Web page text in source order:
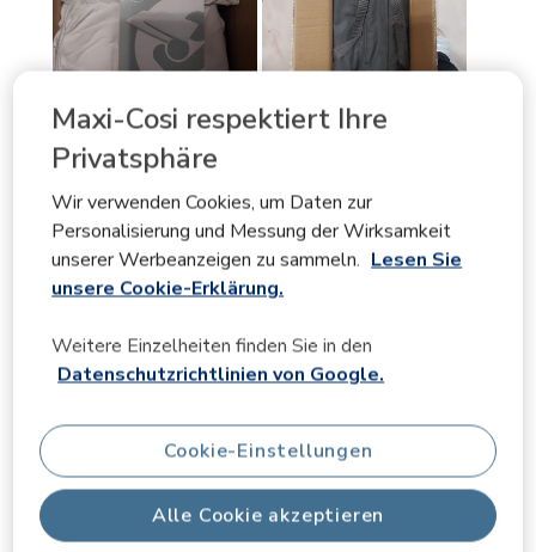
Maxi-Cosi respektiert Ihre
Privatsphäre
Wir verwenden Cookies, um Daten zur
Personalisierung und Messung der Wirksamkeit
unserer Werbeanzeigen zu sammeln. Lesen Sie
unsere Cookie-Erklärung.
Weitere Einzelheiten finden Sie in den
Datenschutzrichtlinien von Google.
Alle Cookie akzeptieren
Cookie-Einstellungen